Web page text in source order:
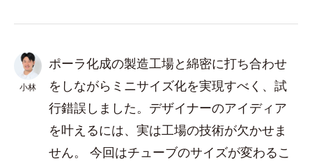
小林
ポーラ化成の製造工場と綿密に打ち合わせ
をしながらミニサイズ化を実現すべく、試
行錯誤しました。デザイナーのアイディア
を叶えるには、実は工場の技術が欠かせま
せん。 今回はチューブのサイズが変わるこ